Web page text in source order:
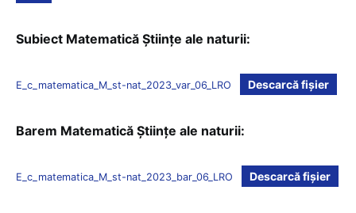
Subiect Matematică Științe ale naturii:
E_c_matematica_M_st-nat_2023_var_06_LRO Descarcă fișier
Barem Matematică Științe ale naturii:
E_c_matematica_M_st-nat_2023_bar_06_LRO Descarcă fișier